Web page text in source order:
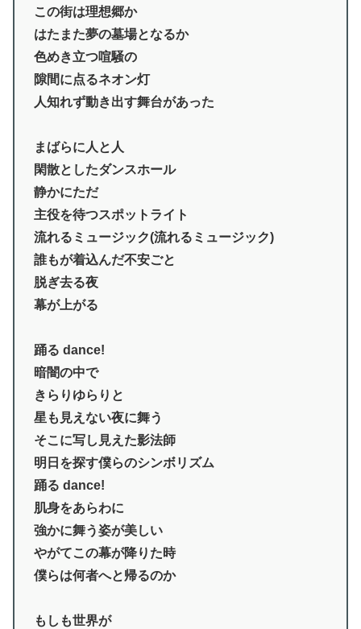
この街は理想郷か
はたまた夢の墓場となるか
色めき立つ喧騒の
隙間に点るネオン灯
人知れず動き出す舞台があった
まばらに人と人
閑散としたダンスホール
静かにただ
主役を待つスポットライト
流れるミュージック(流れるミュージック)
誰もが着込んだ不安ごと
脱ぎ去る夜
幕が上がる
踊る dance!
暗闇の中で
きらりゆらりと
星も見えない夜に舞う
そこに写し見えた影法師
明日を探す僕らのシンボリズム
踊る dance!
肌身をあらわに
強かに舞う姿が美しい
やがてこの幕が降りた時
僕らは何者へと帰るのか
もしも世界が